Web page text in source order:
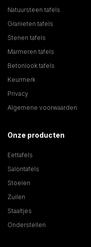
Natuursteen tafels
Granieten tafels
Stenen tafels
Marmeren tafels
Betonlook tafels
Keurmerk
Privacy
Algemene voorwaarden
Onze producten
Eettafels
Salontafels
Stoelen
Zuilen
Staaltjes
Onderstellen